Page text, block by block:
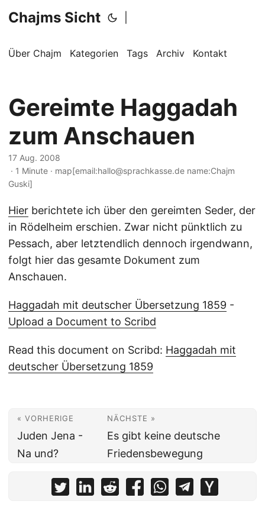
Chajms Sicht
Über Chajm Kategorien Tags Archiv Kontakt
Gereimte Haggadah
zum Anschauen
17 Aug. 2008
· 1 Minute · map[email:hallo@sprachkasse.de name:Chajm
Guski]
Hier berichtete ich über den gereimten Seder, der
in Rödelheim erschien. Zwar nicht pünktlich zu
Pessach, aber letztendlich dennoch irgendwann,
folgt hier das gesamte Dokument zum
Anschauen.
Haggadah mit deutscher Übersetzung 1859 -
Upload a Document to Scribd
Read this document on Scribd: Haggadah mit
deutscher Übersetzung 1859
« VORHERIGE
Juden Jena -
Na und?
NÄCHSTE »
Es gibt keine deutsche
Friedensbewegung